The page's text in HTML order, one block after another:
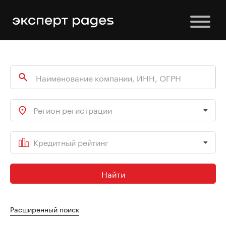
Регион регистрации
Кредитный рейтинг
Найти
Расширенный поиск